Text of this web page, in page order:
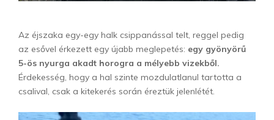
Az éjszaka egy-egy halk csippanással telt, reggel pedig
az esővel érkezett egy újabb meglepetés: egy gyönyörű
5-ös nyurga akadt horogra a mélyebb vizekből.
Érdekesség, hogy a hal szinte mozdulatlanul tartotta a
csalival, csak a kitekerés során éreztük jelenlétét.